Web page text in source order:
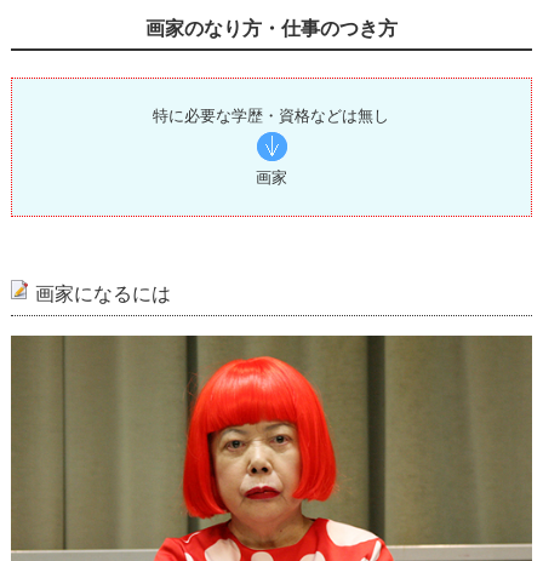
画家のなり方・仕事のつき方
特に必要な学歴・資格などは無し
画家
画家になるには